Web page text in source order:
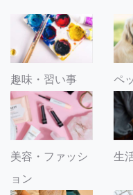
趣味・習い事 ペ
美容・ファッシ
ョン
生